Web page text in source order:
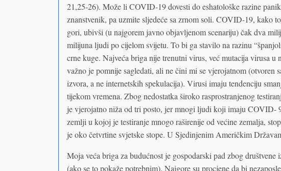
21,25-26). Može li COVID-19 dovesti do eshatološke razine
znanstvenik, pa uzmite sljedeće sa zrnom soli. COVID-19, kako
gori, ubivši (u najgorem javno objavljenom scenariju) čak dva
milijuna ljudi po cijelom svijetu. To bi ga stavilo na razinu
crne kuge. Najveća briga nije trenutni virus, već mutacija virusa u
važno je pomnije sagledati, ali ne čini mi se vjerojatnom (otvoren
izvora, a ne internetskih spekulacija). Virusi imaju tendenciju
tijekom vremena. Zbog nedostatka široko rasprostranjenog
je vjerojatno niža od tri posto, jer mnogi ljudi koji imaju COVID-
zemlji u kojoj je testiranje mnogo raširenije od većine zemalja,
je oko četvrtine svjetske stope. U Sjedinjenim Američkim
Moja veća briga za budućnost je gospodarski pad zbog
(ako se to pokaže potrebnim). Najgore su procjene da bi